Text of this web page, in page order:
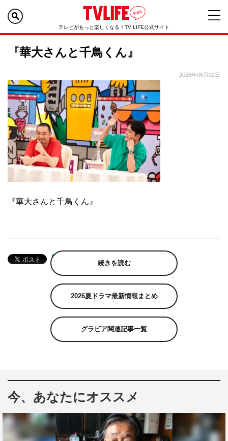
テレビがもっと楽しくなる！TV LIFE公式サイト
『華大さんと千鳥くん』
2026年06月02日
『華大さんと千鳥くん』
続きを読む
2026夏ドラマ最新情報まとめ
グラビア関連記事一覧
今、あなたにオススメ